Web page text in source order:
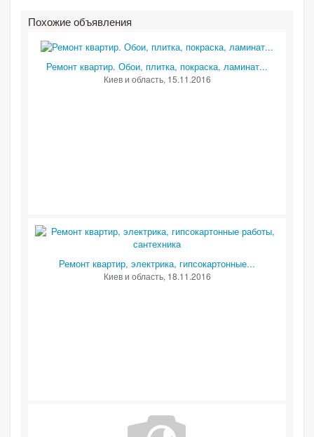
Похожие объявления
Ремонт квартир. Обои, плитка, покраска, ламинат...
Киев и область, 15.11.2016
Ремонт квартир, электрика, гипсокартонные...
Киев и область, 18.11.2016